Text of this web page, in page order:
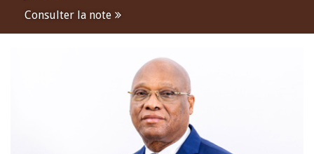
Consulter la note